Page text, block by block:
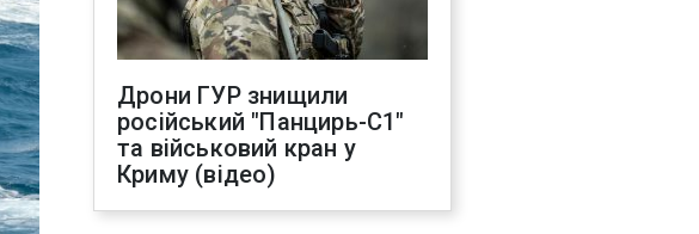
Дрони ГУР знищили
російський "Панцирь-С1"
та військовий кран у
Криму (відео)